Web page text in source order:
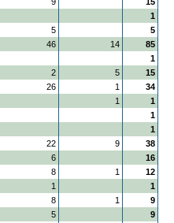
1
5
5
46 14
85
1
2 5
15
26 1
34
1
1
1
1
22 9
38
6
16
8 1
12
1
1
8 1
9
5
9